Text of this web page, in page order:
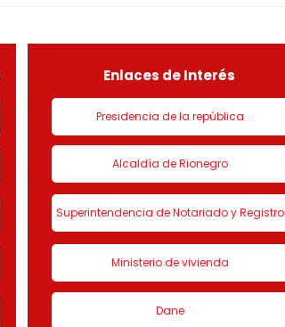
de urbanización 1 denominado
Enlaces de Interés
Presidencia de la república
Alcaldía de Rionegro
Superintendencia de Notariado y Registro
Ministerio de vivienda
Dane